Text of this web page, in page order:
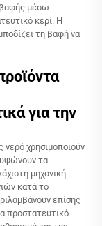
βαφής μέσω
κερί. Η
τη βαφή να
για την
νερό χρησιμοποιούν
τα
μηχανική
κατά το
επίσης
προστατευτικό